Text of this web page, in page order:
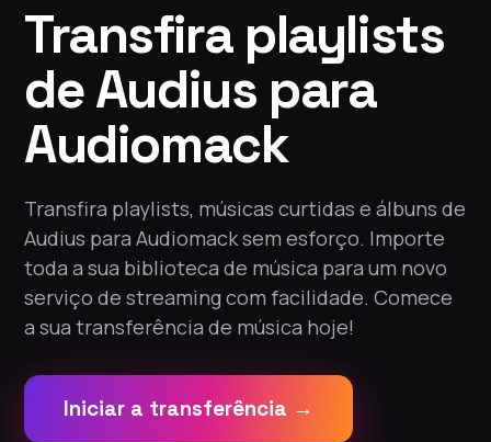
Transfira playlists
de Audius para
Audiomack
Transfira playlists, músicas curtidas e álbuns de
Audius para Audiomack sem esforço. Importe
toda a sua biblioteca de música para um novo
serviço de streaming com facilidade. Comece
a sua transferência de música hoje!
Iniciar a transferência →